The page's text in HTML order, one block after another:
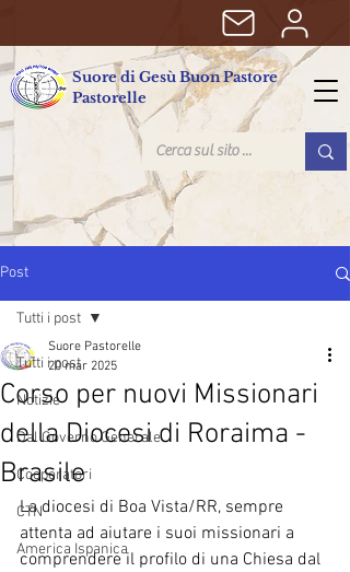
Suore di Gesù Buon Pastore
Pastorelle
Post
Tutti i post
Notizie
Dal Governo Generale
Cooperatori
CTN
America Ispanica
Tutti i post
Corso per nuovi Missionari
della Diocesi di Roraima -
Brasile
Suore Pastorelle
20 mar 2025
La diocesi di Boa Vista/RR, sempre
attenta ad aiutare i suoi missionari a
comprendere il profilo di una Chiesa dal